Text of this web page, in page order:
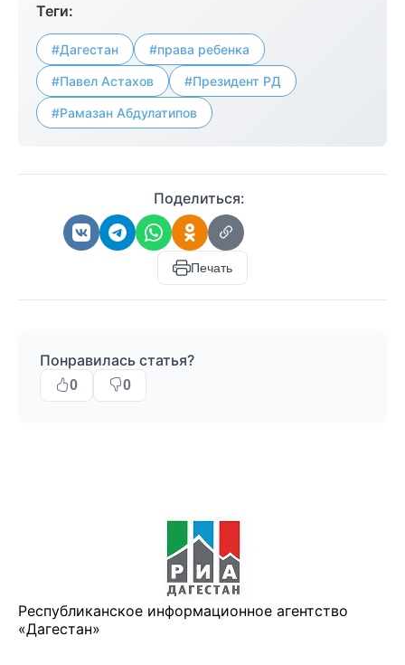
Теги:
#Дагестан #права ребенка
#Павел Астахов #Президент РД
#Рамазан Абдулатипов
Поделиться:
Печать
Понравилась статья?
0 0
Республиканское информационное агентство
«Дагестан»